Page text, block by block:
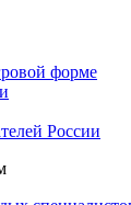
форме
России